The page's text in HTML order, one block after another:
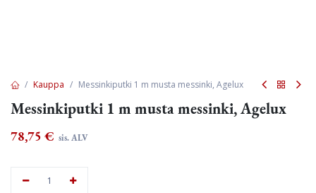
Kauppa Messinkiputki 1 m musta messinki, Agelux
Messinkiputki 1 m musta messinki, Agelux
78,75 € sis. ALV